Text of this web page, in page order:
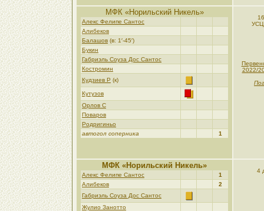
МФК «Норильский Никель»
Алекс Фелипе Сантос
Алибеков
Балашов (в: 1′-45′)
Букин
Габриэль Соуза Дос Сантос
Костромин
Кудзиев Р (к)
Кутузов
Орлов С
Поваров
Родригиньо
автогол соперника
1
УСЦ
2022/
МФК «Норильский Никель»
Алекс Фелипе Сантос
1
Алибеков
2
Габриэль Соуза Дос Сантос
Жулио Занотто
4